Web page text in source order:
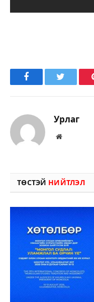
FacebookTwitter
Урлаг
Вэбсайт
ТӨСТЭЙ НИЙТЛЭЛ